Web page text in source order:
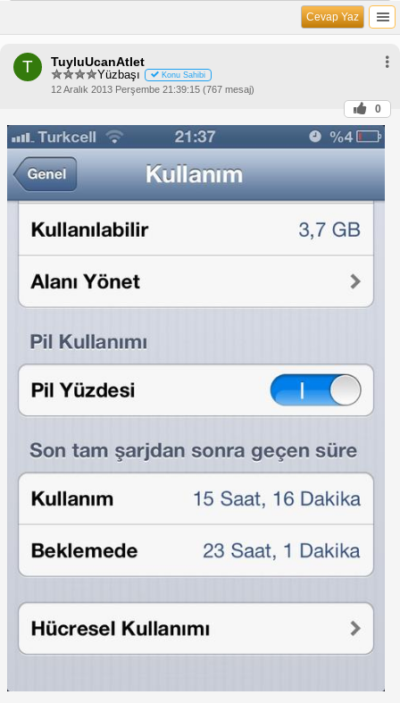
Cevap Yaz
T TuyluUcanAtlet
Yüzbaşı Konu Sahibi
12 Aralık 2013 Perşembe 21:39:15 (767 mesaj)
0